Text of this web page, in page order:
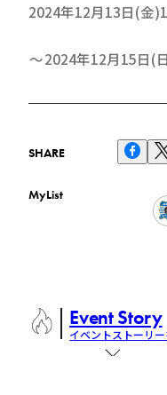
2024年12月13日(金
2024年12月15日(
SHARE
MyList
Event Story
イベントストーリ